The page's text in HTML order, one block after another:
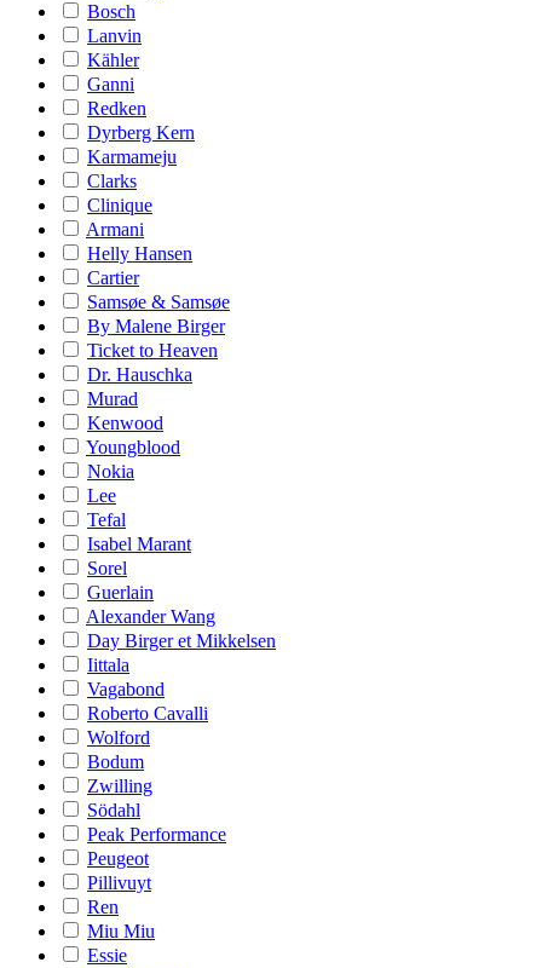
Bosch
Lanvin
Kähler
Ganni
Redken
Dyrberg Kern
Karmameju
Clarks
Clinique
Armani
Helly Hansen
Cartier
Samsøe & Samsøe
By Malene Birger
Ticket to Heaven
Dr. Hauschka
Murad
Kenwood
Youngblood
Nokia
Lee
Tefal
Isabel Marant
Sorel
Guerlain
Alexander Wang
Day Birger et Mikkelsen
Iittala
Vagabond
Roberto Cavalli
Wolford
Bodum
Zwilling
Södahl
Peak Performance
Peugeot
Pillivuyt
Ren
Miu Miu
Essie